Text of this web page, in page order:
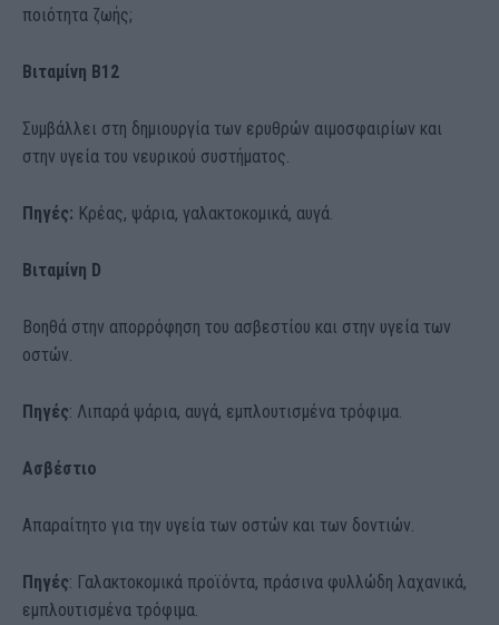
ποιότητα ζωής;
Βιταμίνη Β12
Συμβάλλει στη δημιουργία των ερυθρών αιμοσφαιρίων και
στην υγεία του νευρικού συστήματος.
Πηγές: Κρέας, ψάρια, γαλακτοκομικά, αυγά.
Βιταμίνη D
Βοηθά στην απορρόφηση του ασβεστίου και στην υγεία των
οστών.
Πηγές: Λιπαρά ψάρια, αυγά, εμπλουτισμένα τρόφιμα.
Ασβέστιο
Απαραίτητο για την υγεία των οστών και των δοντιών.
Πηγές: Γαλακτοκομικά προϊόντα, πράσινα φυλλώδη λαχανικά,
εμπλουτισμένα τρόφιμα.